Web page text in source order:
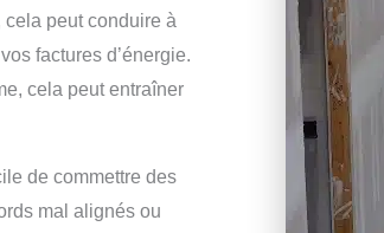
peut conduire à
factures d’énergie.
cela peut entraîner
de commettre des
mal alignés ou